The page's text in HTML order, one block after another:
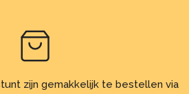
zijn gemakkelijk te bestellen via